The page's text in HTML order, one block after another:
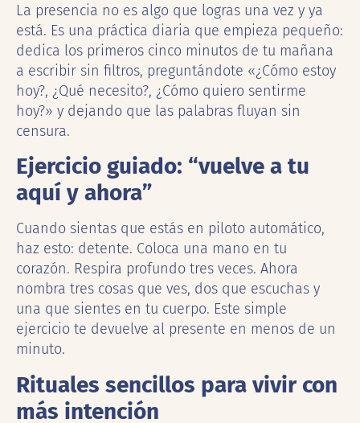
La presencia no es algo que logras una vez y ya
está. Es una práctica diaria que empieza pequeño:
dedica los primeros cinco minutos de tu mañana
a escribir sin filtros, preguntándote «¿Cómo estoy
hoy?, ¿Qué necesito?, ¿Cómo quiero sentirme
hoy?» y dejando que las palabras fluyan sin
censura.
Ejercicio guiado: “vuelve a tu
aquí y ahora”
Cuando sientas que estás en piloto automático,
haz esto: detente. Coloca una mano en tu
corazón. Respira profundo tres veces. Ahora
nombra tres cosas que ves, dos que escuchas y
una que sientes en tu cuerpo. Este simple
ejercicio te devuelve al presente en menos de un
minuto.
Rituales sencillos para vivir con
más intención